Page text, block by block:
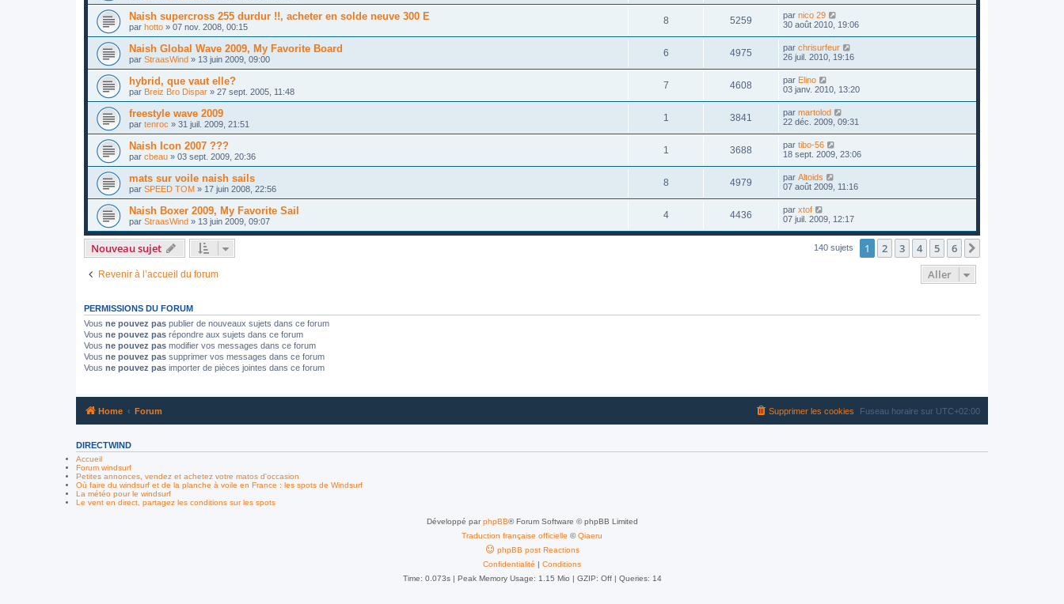
Naish supercross 255 durdur !!, acheter en solde neuve 300 E
par hotto » 07 nov. 2008, 00:15
8 5259 par nico 29
30 août 2010, 19:06
Naish Global Wave 2009, My Favorite Board
par StraasWind » 13 juin 2009, 09:00
6 4975 par chrisurfeur
26 juil. 2010, 19:16
hybrid, que vaut elle?
par Breiz Bro Dispar » 27 sept. 2005, 11:48
7 4608 par Elino
03 janv. 2010, 13:20
freestyle wave 2009
par tenroc » 31 juil. 2009, 21:51
1 3841 par martolod
22 déc. 2009, 09:31
Naish Icon 2007 ???
par cbeau » 03 sept. 2009, 20:36
1 3688 par tibo-56
18 sept. 2009, 23:06
mats sur voile naish sails
par SPEED TOM » 17 juin 2008, 22:56
8 4979 par Altoids
07 août 2009, 11:16
Naish Boxer 2009, My Favorite Sail
par StraasWind » 13 juin 2009, 09:07
4 4436 par xtof
07 juil. 2009, 12:17
Nouveau sujet 140 sujets 1 2 3 4 5 6
Revenir à l’accueil du forum Aller
PERMISSIONS DU FORUM
Vous ne pouvez pas publier de nouveaux sujets dans ce forum
Vous ne pouvez pas répondre aux sujets dans ce forum
Vous ne pouvez pas modifier vos messages dans ce forum
Vous ne pouvez pas supprimer vos messages dans ce forum
Vous ne pouvez pas importer de pièces jointes dans ce forum
Home Forum Fuseau horaire sur UTC+02:00
Supprimer les cookies
DIRECTWIND
Accueil
Forum windsurf
Petites annonces, vendez et achetez votre matos d'occasion
Où faire du windsurf et de la planche à voile en France : les spots de Windsurf
La météo pour le windsurf
Le vent en direct, partagez les conditions sur les spots
Développé parphpBB® Forum Software © phpBB Limited
Traduction française officielle ©Qiaeru
phpBB post Reactions
Confidentialité
Conditions
Time: 0.073s| Peak Memory Usage: 1.15 Mio | GZIP: Off | Queries: 14